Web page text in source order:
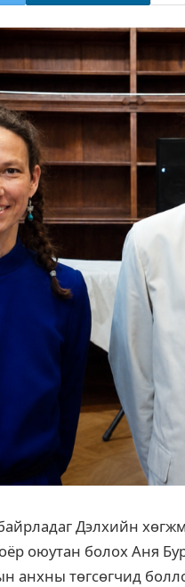
Дэлхийн
оюутан болох Аня
анхны төгсөгчид